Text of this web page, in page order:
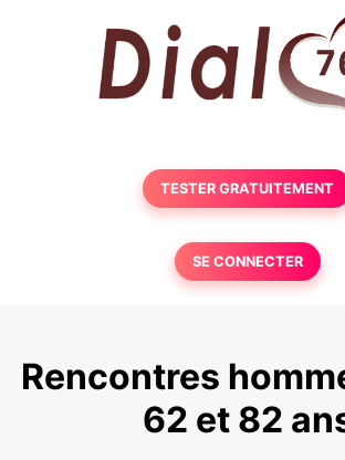
TESTER GRATUITEMENT
SE CONNECTER
Rencontres
62 et 82